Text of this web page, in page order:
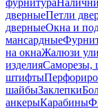
фурнитура
дверныеПетли
дверныеОкна и
мансардные
на окнаЖалюзи
изделияСаморезы,
штифты
шайбыЗаклепки
анкерыКарабины